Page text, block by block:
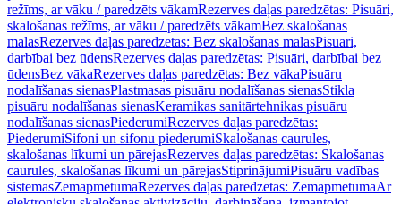
režīms, ar vāku / paredzēts vākamRezerves daļas paredzētas: Pisuāri,
skalošanas režīms, ar vāku / paredzēts vākamBez skalošanas
malasRezerves daļas paredzētas: Bez skalošanas malasPisuāri,
darbībai bez ūdensRezerves daļas paredzētas: Pisuāri, darbībai bez
ūdensBez vākaRezerves daļas paredzētas: Bez vākaPisuāru
nodalīšanas sienasPlastmasas pisuāru nodalīšanas sienasStikla
pisuāru nodalīšanas sienasKeramikas sanitārtehnikas pisuāru
nodalīšanas sienasPiederumiRezerves daļas paredzētas:
PiederumiSifoni un sifonu piederumiSkalošanas caurules,
skalošanas līkumi un pārejasRezerves daļas paredzētas: Skalošanas
caurules, skalošanas līkumi un pārejasStiprinājumiPisuāru vadības
sistēmasZemapmetumaRezerves daļas paredzētas: ZemapmetumaAr